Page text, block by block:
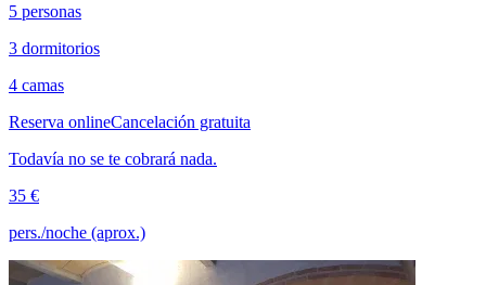
5 personas
3 dormitorios
4 camas
Reserva onlineCancelación gratuita
Todavía no se te cobrará nada.
35 €
pers./noche (aprox.)